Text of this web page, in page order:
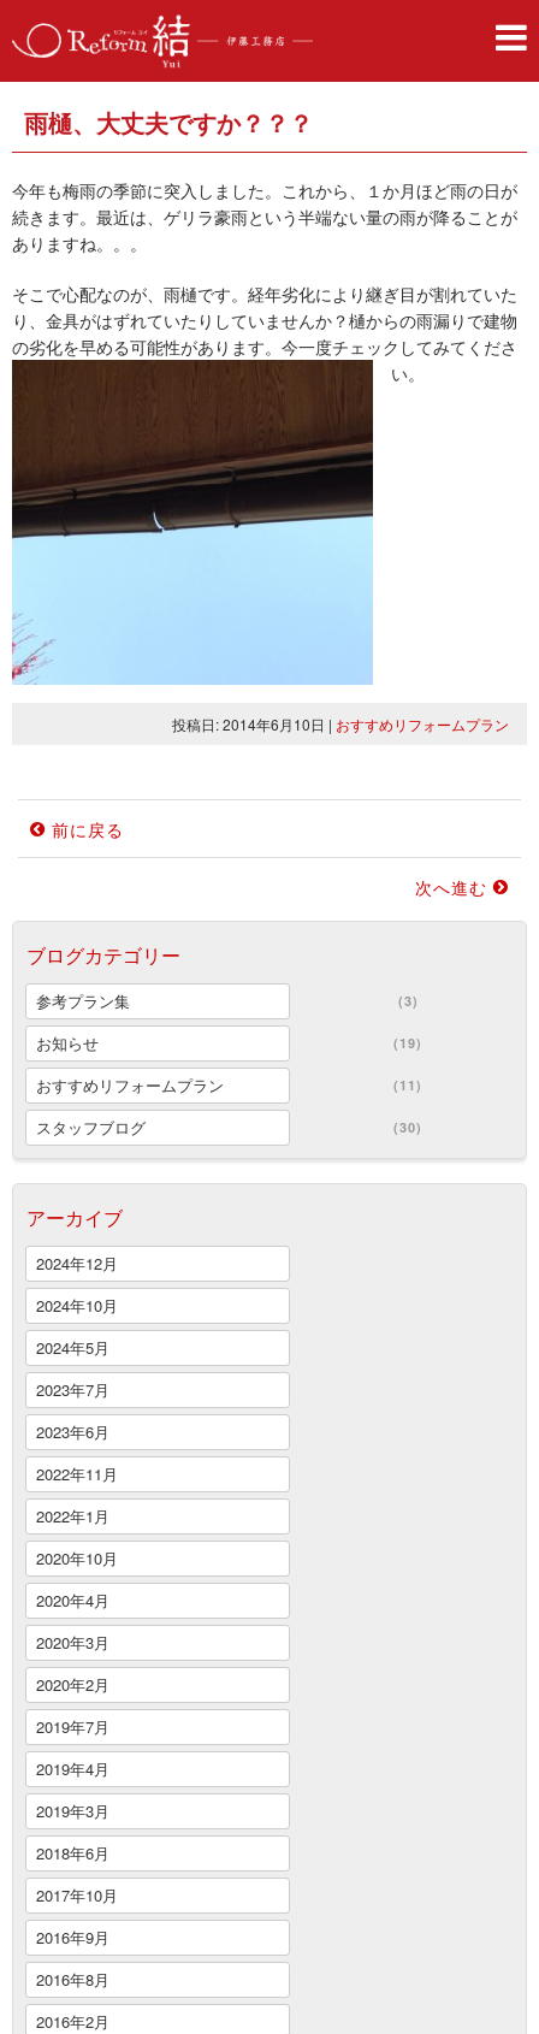
雨樋、大丈夫ですか？？？
今年も梅雨の季節に突入しました。これから、１か月ほど雨の日が
続きます。最近は、ゲリラ豪雨という半端ない量の雨が降ることが
ありますね。。。
そこで心配なのが、雨樋です。経年劣化により継ぎ目が割れていた
り、金具がはずれていたりしていませんか？樋からの雨漏りで建物
の劣化を早める可能性があります。今一度チェックしてみてくださ
い。
投稿日: 2014年6月10日 | おすすめリフォームプラン
前に戻る
次へ進む
ブログカテゴリー
参考プラン集 (3)
お知らせ (19)
おすすめリフォームプラン (11)
スタッフブログ (30)
アーカイブ
2024年12月
2024年10月
2024年5月
2023年7月
2023年6月
2022年11月
2022年1月
2020年10月
2020年4月
2020年3月
2020年2月
2019年7月
2019年4月
2019年3月
2018年6月
2017年10月
2016年9月
2016年8月
2016年2月